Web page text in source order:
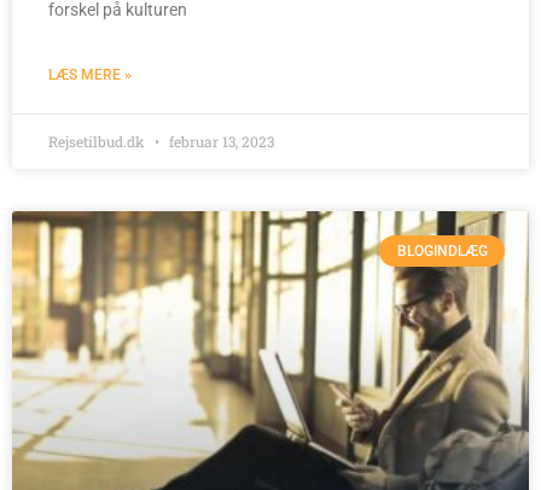
forskel på kulturen
LÆS MERE »
Rejsetilbud.dk februar 13, 2023
BLOGINDLÆG